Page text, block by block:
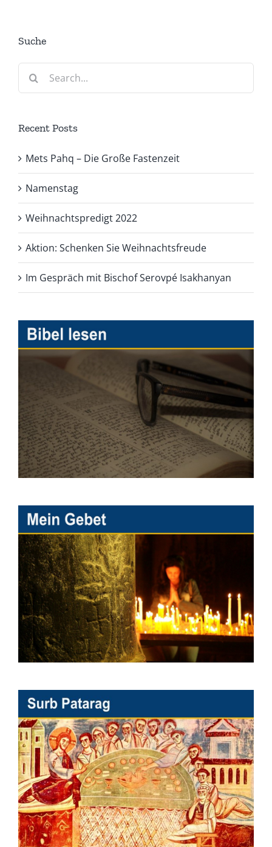
Suche
Search
Recent Posts
Mets Pahq – Die Große Fastenzeit
Namenstag
Weihnachtspredigt 2022
Aktion: Schenken Sie Weihnachtsfreude
Im Gespräch mit Bischof Serovpé Isakhanyan